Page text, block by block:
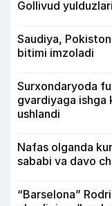
Gollivud
Saudiya,
bitimi imzoladi
Surxondaryoda
gvardiyaga ishga
ushlandi
Nafas olganda
sababi va davo
“Barselona”